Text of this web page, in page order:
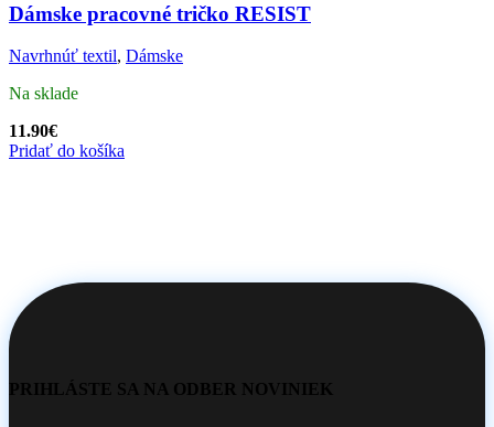
Dámske pracovné tričko RESIST
Navrhnúť textil, Dámske
Na sklade
11.90€
Pridať do košíka
PRIHLÁSTE SA NA ODBER NOVINIEK